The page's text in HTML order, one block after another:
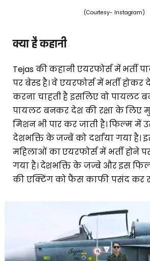
(Courtesy- Instagram)
क्या है कहानी
Tejas की कहानी एयरफोर्स में भर्ती
पर बेस्ड है। वे एयरफोर्स में भर्ती
करना चाहती है इसलिए वो पायलट
पायलट बनकर देश की रक्षा के लिए
मिशन भी पार कर जाती है। फिल्म में
देशभक्ति के जज्बें को दर्शाया गया है।
महिलाओं का एयरफोर्स में भर्ती होने
गया है। देशभक्ति के जज्बे और इस
की एक्टिंग को फैंस काफी पसंद कर